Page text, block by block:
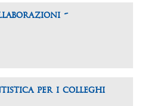
-
per i colleghi